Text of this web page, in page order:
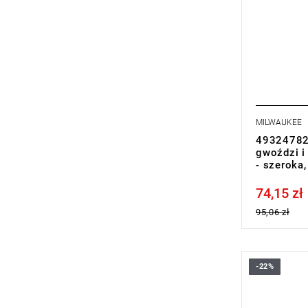
MILWAUKEE
gwoździ i
-
Price tax
74,15 zł
95,06 zł
Łom
-22%